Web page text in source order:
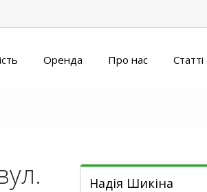
Оренда Про нас
Надія Шикіна